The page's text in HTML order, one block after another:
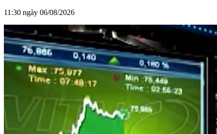
11:30 ngày 06/08/2026